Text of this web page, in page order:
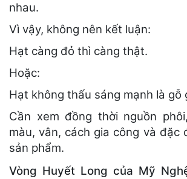
nhau.
Vì vậy, không nên kết luận:
Hạt càng đỏ thì càng thật.
Hoặc:
Hạt không thấu sáng mạnh là gỗ
Cần xem đồng thời nguồn
màu, vân, cách gia công và đặc
sản phẩm.
Vòng Huyết Long của Mỹ